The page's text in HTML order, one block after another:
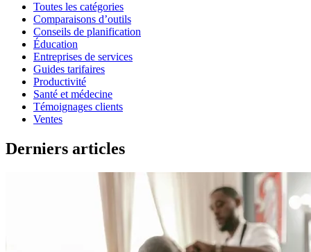
Toutes les catégories
Comparaisons d’outils
Conseils de planification
Éducation
Entreprises de services
Guides tarifaires
Productivité
Santé et médecine
Témoignages clients
Ventes
Derniers articles